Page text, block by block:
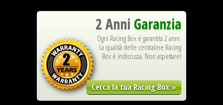
2 Anni Garanzia
Ogni Racing Box è garantita 2 anni.
La qualità delle centraline Racing
Box è indiscussa. Non aspettare!
Cerca la tua Racing Box »